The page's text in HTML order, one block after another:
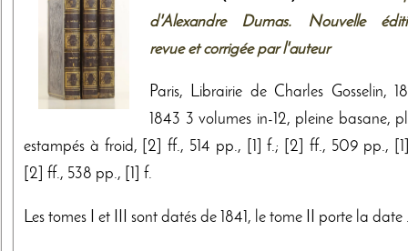
d'Alexandre Dumas. Nouvelle
revue et corrigée par l'auteur
Paris, Librairie de Charles Gosselin,
1843 3 volumes in-12, pleine basane,
estampés à froid, [2] ff., 514 pp., [1] f.; [2] ff., 509 pp.,
[2] ff., 538 pp., [1] f.
Les tomes I et III sont datés de 1841, le tome II porte la date